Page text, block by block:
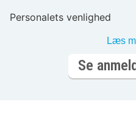
Personalets venlighed
Læs
Se